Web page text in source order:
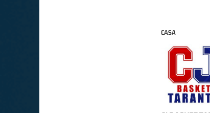
CASA